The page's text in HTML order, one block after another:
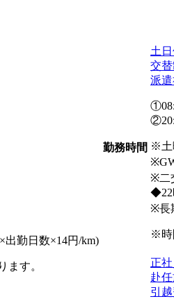
出勤日数×14円/km)
ます。
勤務時間
土
交替
派
※土
※二
◆22
※長
※時
正
赴
引